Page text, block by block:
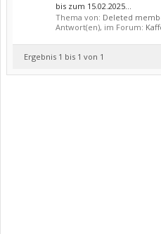
bis zum 15.02.2025...
Thema von: Deleted
Antwort(en), im Forum:
Ergebnis 1 bis 1 von 1